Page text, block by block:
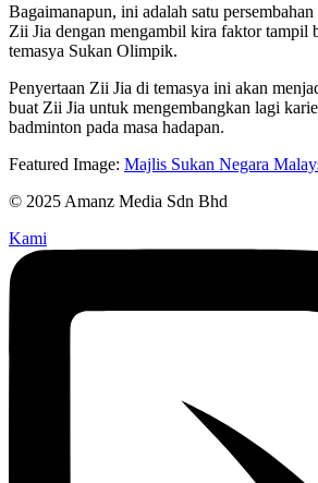
Bagaimanapun, ini adalah satu
Zii Jia dengan mengambil kira faktor tampil
temasya Sukan Olimpik.
Penyertaan Zii Jia di temasya ini akan
buat Zii Jia untuk mengembangkan lagi
badminton pada masa hadapan.
Featured Image: Majlis Sukan Negara
© 2025 Amanz Media Sdn Bhd
Kami